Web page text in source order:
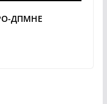
ДПМНЕ